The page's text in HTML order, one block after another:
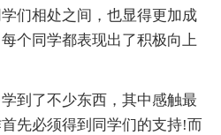
们相处之间，也显得更加成
个同学都表现出了积极向上
到了不少东西，其中感触最
先必须得到同学们的支持!而